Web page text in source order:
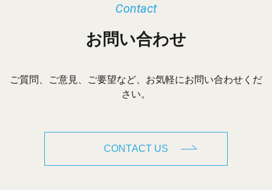
お問い合わせ
Contact
ご質問、ご意見、ご要望など、お気軽にお問い合わせくだ
さい。
CONTACT US